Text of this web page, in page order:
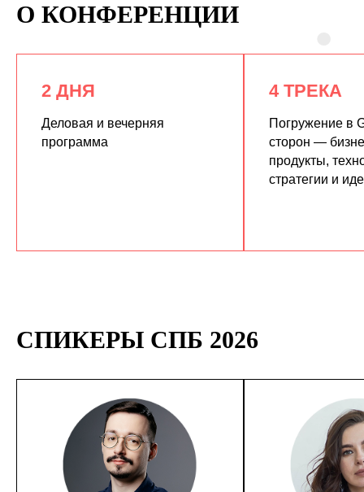
О КОНФЕРЕНЦИИ
2 ДНЯ
Деловая и вечерняя
программа
4 ТРЕКА
Погружение в
сторон —
продукты,
стратегии и
СПИКЕРЫ СПБ 2026